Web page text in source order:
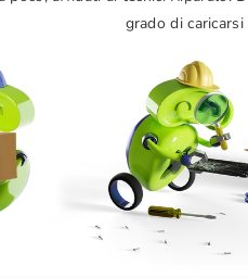
grado di